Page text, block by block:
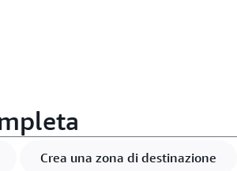
Crea una zona di destinazione